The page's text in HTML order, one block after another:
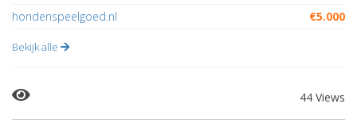
hondenspeelgoed.nl
€5.000
Bekijk alle
44 Views